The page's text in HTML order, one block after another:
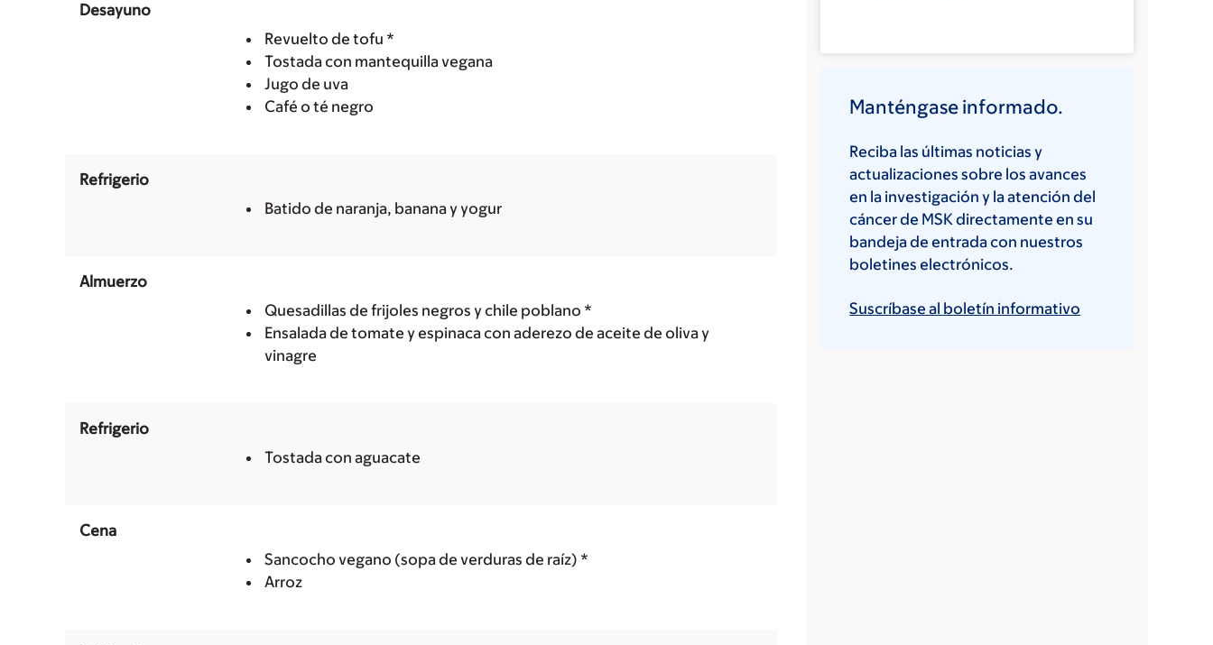
Desayuno
Revuelto de tofu *
Tostada con mantequilla vegana
Jugo de uva
Café o té negro
Refrigerio
Batido de naranja, banana y yogur
Almuerzo
Quesadillas de frijoles negros y chile poblano *
Ensalada de tomate y espinaca con aderezo de aceite de oliva y
vinagre
Refrigerio
Tostada con aguacate
Cena
Sancocho vegano (sopa de verduras de raíz) *
Arroz
Manténgase informado.
Reciba las últimas noticias y
actualizaciones sobre los avances
en la investigación y la atención del
cáncer de MSK directamente en su
bandeja de entrada con nuestros
boletines electrónicos.
Suscríbase al boletín informativo